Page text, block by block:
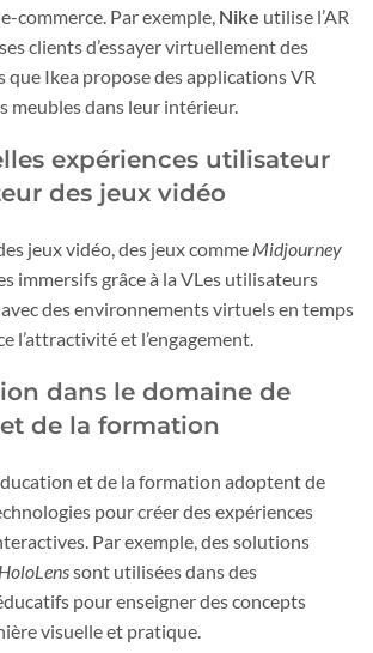
commerce. Par exemple, Nike utilise l’AR
clients d’essayer virtuellement des
que Ikea propose des applications VR
meubles dans leur intérieur.
expériences utilisateur
des jeux vidéo
jeux vidéo, des jeux comme Midjourney
immersifs grâce à la VLes utilisateurs
des environnements virtuels en temps
l’attractivité et l’engagement.
dans le domaine de
de la formation
et de la formation adoptent de
pour créer des expériences
Par exemple, des solutions
sont utilisées dans des
pour enseigner des concepts
visuelle et pratique.